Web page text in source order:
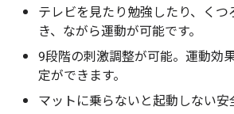
テレビを見たり勉強したり、く
き、ながら運動が可能です。
9段階の刺激調整が可能。運動効
定ができます。
マットに乗らないと起動しない安